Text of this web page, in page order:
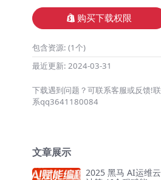
购买下载权限
包含资源: (1个)
最近更新: 2024-03-31
下载遇到问题？可联系客服或反馈!联
系qq3641180084
文章展示
2025 黑马 AI运维云